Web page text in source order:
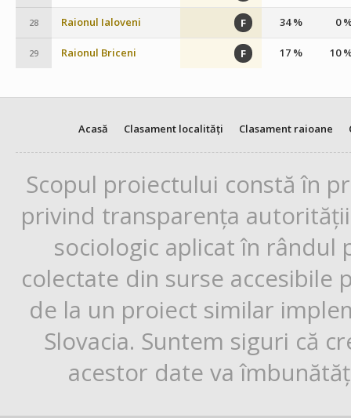
28 Raionul Ialoveni F 34 % 0
29 Raionul Briceni F 17 % 10
Acasă Clasament localități Clasament raioane
Scopul proiectului constă în
privind transparența
sociologic aplicat în rândul
colectate din surse
de la un proiect similar
Slovacia. Suntem siguri că
acestor date va